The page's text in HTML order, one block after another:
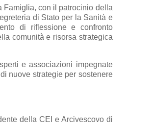
Famiglia, con il patrocinio della
di Stato per la Sanità e
di riflessione e confronto
comunità e risorsa strategica
e associazioni impegnate
nuove strategie per sostenere
della CEI e Arcivescovo di